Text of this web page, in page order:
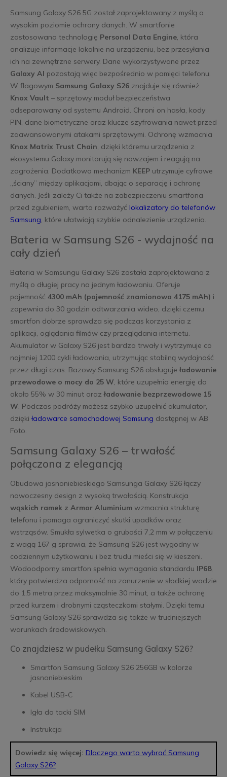
Samsung Galaxy S26 5G został zaprojektowany z myślą o
wysokim poziomie ochrony danych. W smartfonie
zastosowano technologię Personal Data Engine, która
analizuje informacje lokalnie na urządzeniu, bez przesyłania
ich na zewnętrzne serwery. Dane wykorzystywane przez
Galaxy AI pozostają więc bezpośrednio w pamięci telefonu.
W flagowym Samsung Galaxy S26znajduje się również
Knox Vault – sprzętowy moduł bezpieczeństwa
odseparowany od systemu Android. Chroni on hasła, kody
PIN, dane biometryczne oraz klucze szyfrowania nawet przed
zaawansowanymi atakami sprzętowymi. Ochronę wzmacnia
Knox Matrix Trust Chain, dzięki któremu urządzenia z
ekosystemu Galaxy monitorują się nawzajem i reagują na
zagrożenia. Dodatkowo mechanizm KEEPutrzymuje cyfrowe
„ściany” między aplikacjami, dbając o separację i ochronę
danych. Jeśli zależy Ci także na zabezpieczeniu smartfona
przed zgubieniem, warto rozważyć lokalizatory do telefonów
Samsung, które ułatwiają szybkie odnalezienie urządzenia.
Bateria w Samsung S26 - wydajność na
cały dzień
Bateria w Samsungu Galaxy S26 została zaprojektowana z
myślą o długiej pracy na jednym ładowaniu. Oferuje
pojemność 4300 mAh (pojemność znamionowa 4175 mAh) i
zapewnia do 30 godzin odtwarzania wideo, dzięki czemu
smartfon dobrze sprawdza się podczas korzystania z
aplikacji, oglądania filmów czy przeglądania internetu.
Akumulator w Galaxy S26 jest bardzo trwały i wytrzymuje co
najmniej 1200 cykli ładowania, utrzymując stabilną wydajność
przez długi czas. Bazowy Samsung S26 obsługujeładowanie
przewodowe o mocy do 25 W, które uzupełnia energię do
około 55% w 30 minut orazładowanie bezprzewodowe 15
W. Podczas podróży możesz szybko uzupełnić akumulator,
dzięki ładowarce samochodowej Samsung dostępnej w AB
Foto.
Samsung Galaxy S26 – trwałość
połączona z elegancją
Obudowa jasnoniebieskiego Samsunga Galaxy S26 łączy
nowoczesny design z wysoką trwałością. Konstrukcja
wąskich ramek z Armor Aluminium wzmacnia strukturę
telefonu i pomaga ograniczyć skutki upadków oraz
wstrząsów. Smukła sylwetka o grubości 7,2 mm w połączeniu
z wagą 167 g sprawia, że Samsung S26 jest wygodny w
codziennym użytkowaniu i bez trudu mieści się w kieszeni.
Wodoodporny smartfon spełnia wymagania standardu IP68,
który potwierdza odporność na zanurzenie w słodkiej wodzie
do 1,5 metra przez maksymalnie 30 minut, a także ochronę
przed kurzem i drobnymi cząsteczkami stałymi. Dzięki temu
Samsung Galaxy S26 sprawdza się także w trudniejszych
warunkach środowiskowych.
Co znajdziesz w pudełku Samsung Galaxy S26?
Smartfon Samsung Galaxy S26 256GB w kolorze
jasnoniebieskim
Kabel USB-C
Igła do tacki SIM
Instrukcja
Dowiedz się więcej: Dlaczego warto wybrać Samsung
Galaxy S26?